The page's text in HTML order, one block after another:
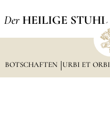
Der HEILIGE STUHL
BOTSCHAFTEN URBI ET ORBI